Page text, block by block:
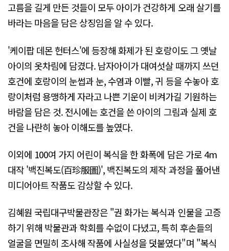
고름을 길게 만든 것들이 모두 아이가 건강하게 오래 살기를
바라는 마음을 담은 상징임을 알 수 있다.
'케이팝 데몬 헌터스'에 등장해 화제가 된 호랑이도 그 옛날
아이의 옷차림에 담겼다. 남자아이가 대여섯살 때까지 쓰던
호건에 호랑이의 눈썹과 눈, 수염과 이빨, 귀 등을 수놓아 호
랑이처럼 용맹하게 자라고 나쁜 기운이 비켜가길 기원하는
바람을 담은 것. 전시에는 호건을 쓴 아이의 그림과 실제 호
건을 나란히 놓아 이해도를 높였다.
이외에 100여 가지 어린이 복식을 한 화폭에 담은 가로 4m
대작 '백진복도(百珍服圖)', 백진복도의 제작 과정을 풀어낸
미디어아트 작품도 감상할 수 있다.
김혜원 국립대구박물관장은 "권 화가는 복식과 인물을 고증
하기 위해 박물관과 학회를 수없이 다녔고, 특히 후손들의
얼굴을 면밀히 조사해 작품에 사실성을 덧붙였다"며 "복식